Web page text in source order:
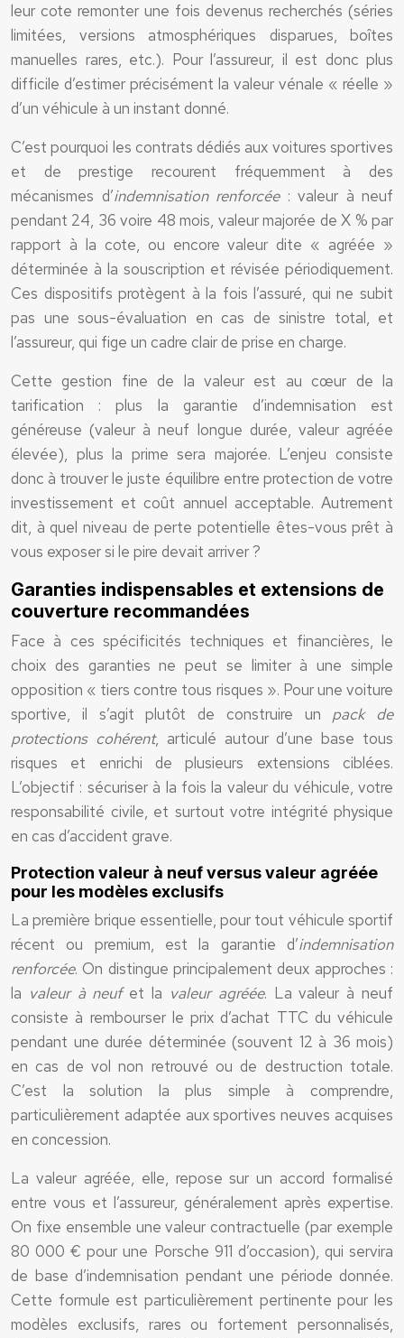
leur cote remonter une fois devenus recherchés (séries
limitées, versions atmosphériques disparues, boîtes
manuelles rares, etc.). Pour l’assureur, il est donc plus
difficile d’estimer précisément la valeur vénale « réelle »
d’un véhicule à un instant donné.
C’est pourquoi les contrats dédiés aux voitures sportives
et de prestige recourent fréquemment à des
mécanismes d’indemnisation renforcée: valeur à neuf
pendant 24, 36 voire 48 mois, valeur majorée de X % par
rapport à la cote, ou encore valeur dite « agréée »
déterminée à la souscription et révisée périodiquement.
Ces dispositifs protègent à la fois l’assuré, qui ne subit
pas une sous-évaluation en cas de sinistre total, et
l’assureur, qui fige un cadre clair de prise en charge.
Cette gestion fine de la valeur est au cœur de la
tarification : plus la garantie d’indemnisation est
généreuse (valeur à neuf longue durée, valeur agréée
élevée), plus la prime sera majorée. L’enjeu consiste
donc à trouver le juste équilibre entre protection de votre
investissement et coût annuel acceptable. Autrement
dit, à quel niveau de perte potentielle êtes-vous prêt à
vous exposer si le pire devait arriver ?
Garanties indispensables et extensions de
couverture recommandées
Face à ces spécificités techniques et financières, le
choix des garanties ne peut se limiter à une simple
opposition « tiers contre tous risques ». Pour une voiture
sportive, il s’agit plutôt de construire un pack de
protections cohérent, articulé autour d’une base tous
risques et enrichi de plusieurs extensions ciblées.
L’objectif : sécuriser à la fois la valeur du véhicule, votre
responsabilité civile, et surtout votre intégrité physique
en cas d’accident grave.
Protection valeur à neuf versus valeur agréée
pour les modèles exclusifs
La première brique essentielle, pour tout véhicule sportif
récent ou premium, est la garantie d’indemnisation
renforcée. On distingue principalement deux approches :
la valeur à neufet la valeur agréée. La valeur à neuf
consiste à rembourser le prix d’achat TTC du véhicule
pendant une durée déterminée (souvent 12 à 36 mois)
en cas de vol non retrouvé ou de destruction totale.
C’est la solution la plus simple à comprendre,
particulièrement adaptée aux sportives neuves acquises
en concession.
La valeur agréée, elle, repose sur un accord formalisé
entre vous et l’assureur, généralement après expertise.
On fixe ensemble une valeur contractuelle (par exemple
80 000 € pour une Porsche 911 d’occasion), qui servira
de base d’indemnisation pendant une période donnée.
Cette formule est particulièrement pertinente pour les
modèles exclusifs, rares ou fortement personnalisés,